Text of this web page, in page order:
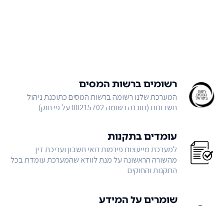
רשומים ברשות המסים
המערכת שלנו רשומה ברשות המסים כתוכנת ניהול
חשבונות (תוכנה רשומה 00215702 על פי חוק )
עומדים בתקנות
למערכת מייעצות פירמות רואי חשבון ועריכת דין
מהשורה הראשונה על מנת לוודא שהמערכת עומדת בכל
התקנות והחוקים
שומרים על המידע